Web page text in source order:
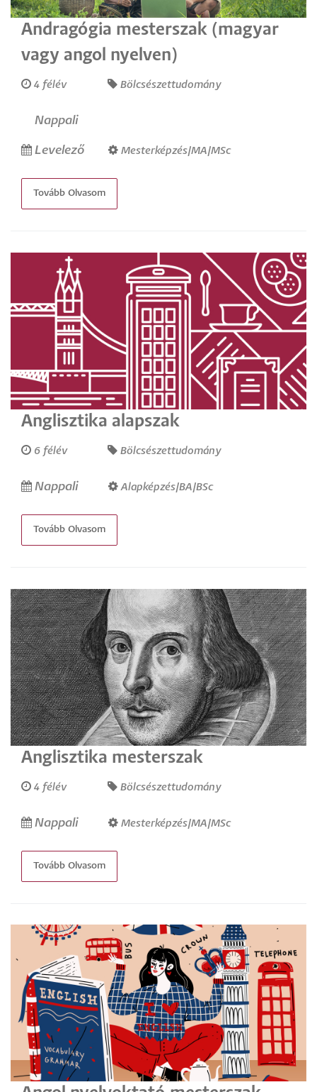
Andragógia mesterszak (magyar
vagy angol nyelven)
4 félév Bölcsészettudomány
Nappali
Levelező Mesterképzés/MA/MSc
Tovább Olvasom
Anglisztika alapszak
6 félév Bölcsészettudomány
Nappali Alapképzés/BA/BSc
Tovább Olvasom
Anglisztika mesterszak
4 félév Bölcsészettudomány
Nappali Mesterképzés/MA/MSc
Tovább Olvasom